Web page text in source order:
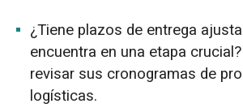
¿Tiene plazos de entrega
encuentra en una etapa
revisar sus cronogramas de
logísticas.